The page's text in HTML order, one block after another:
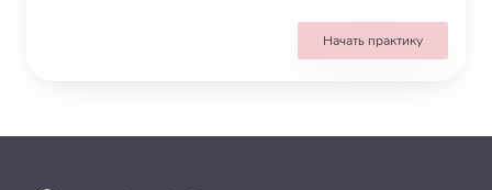
Начать практику